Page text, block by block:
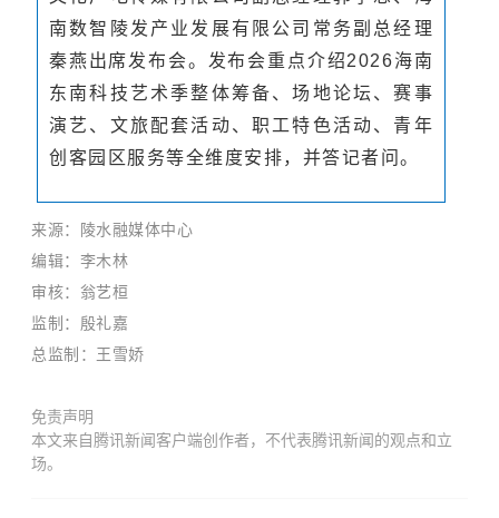
南数智陵发产业发展有限公司常务副总经理
秦燕出席发布会。发布会重点介绍2026海南
东南科技艺术季整体筹备、场地论坛、赛事
演艺、文旅配套活动、职工特色活动、青年
创客园区服务等全维度安排，并答记者问。
来源：陵水融媒体中心
编辑：李木林
审核： 翁艺桓
监制：殷礼嘉
总监制：王雪娇
免责声明
本文来自腾讯新闻客户端创作者，不代表腾讯新闻的观点和立
场。